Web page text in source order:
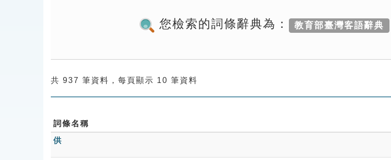
您檢索的詞條辭典為： 教育部臺灣客語辭典
共 937 筆資料，每頁顯示 10 筆資料
詞條名稱
供